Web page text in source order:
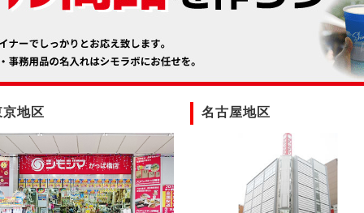
京地区 名古屋地区